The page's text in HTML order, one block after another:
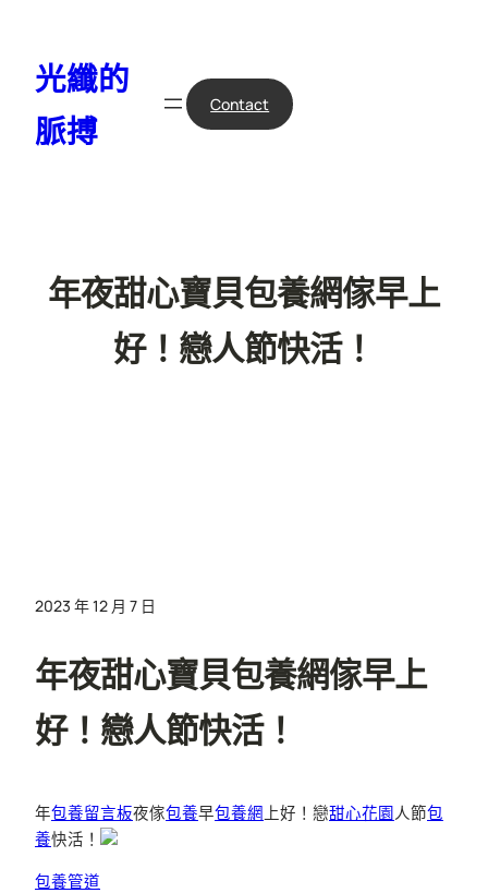
光纖的
脈搏
Contact
年夜甜心寶貝包養網傢早上
好！戀人節快活！
2023 年 12 月 7 日
年夜甜心寶貝包養網傢早上
好！戀人節快活！
年包養留言板夜傢包養早包養網 上好！戀甜心花園人節包
養快活！
包養管道